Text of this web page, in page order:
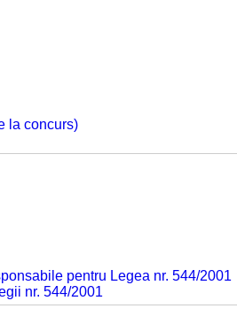
la concurs)
pentru Legea nr. 544/2001
nr. 544/2001